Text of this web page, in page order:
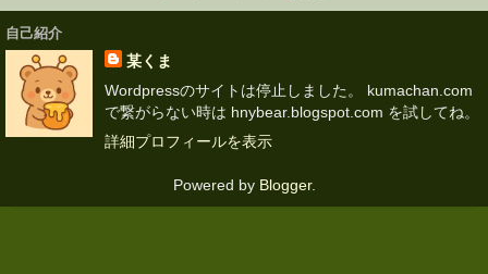
自己紹介
某くま
Wordpressのサイトは停止しました。 kumachan.com
で繋がらない時は hnybear.blogspot.com を試してね。
詳細プロフィールを表示
Powered by Blogger.